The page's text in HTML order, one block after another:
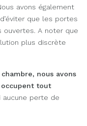
avons également
que les portes
ouvertes. A noter que
plus discrète
nous avons
occupent tout
aucune perte de